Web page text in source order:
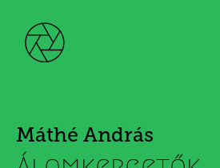
Máthé András